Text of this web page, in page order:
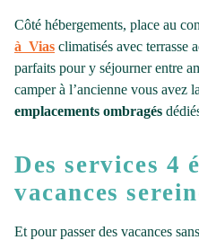
Côté hébergements, place au
à Vias climatisés avec terrasse
parfaits pour y séjourner entre
camper à l’ancienne vous avez
emplacements ombragés
Des services 4
vacances
Et pour passer des vacances